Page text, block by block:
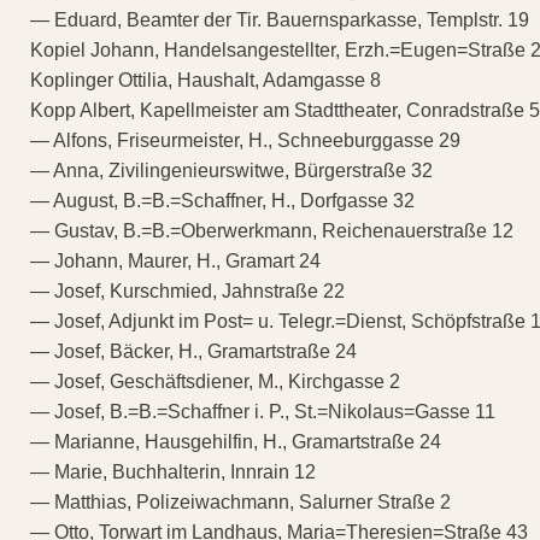
— Eduard, Beamter der Tir. Bauernsparkasse, Templstr. 19
Kopiel Johann, Handelsangestellter, Erzh.=Eugen=Straße
Koplinger Ottilia, Haushalt, Adamgasse 8
Kopp Albert, Kapellmeister am Stadttheater, Conradstraße 5
— Alfons, Friseurmeister, H., Schneeburggasse 29
— Anna, Zivilingenieurswitwe, Bürgerstraße 32
— August, B.=B.=Schaffner, H., Dorfgasse 32
— Gustav, B.=B.=Oberwerkmann, Reichenauerstraße 12
— Johann, Maurer, H., Gramart 24
— Josef, Kurschmied, Jahnstraße 22
— Josef, Adjunkt im Post= u. Telegr.=Dienst, Schöpfstraße
— Josef, Bäcker, H., Gramartstraße 24
— Josef, Geschäftsdiener, M., Kirchgasse 2
— Josef, B.=B.=Schaffner i. P., St.=Nikolaus=Gasse 11
— Marianne, Hausgehilfin, H., Gramartstraße 24
— Marie, Buchhalterin, Innrain 12
— Matthias, Polizeiwachmann, Salurner Straße 2
— Otto, Torwart im Landhaus, Maria=Theresien=Straße 43